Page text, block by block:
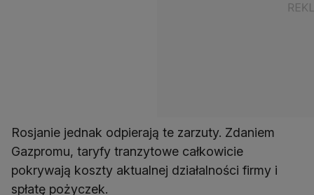
Rosjanie jednak odpierają te zarzuty. Zdaniem
Gazpromu, taryfy tranzytowe całkowicie
pokrywają koszty aktualnej działalności firmy i
spłatę pożyczek.